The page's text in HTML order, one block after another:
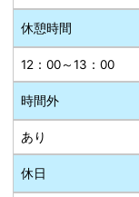
休憩時間
12：00～13：00
時間外
あり
休日